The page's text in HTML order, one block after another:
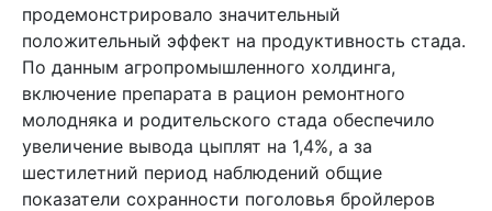
продемонстрировало значительный
положительный эффект на продуктивность стада.
По данным агропромышленного холдинга,
включение препарата в рацион ремонтного
молодняка и родительского стада обеспечило
увеличение вывода цыплят на 1,4%, а за
шестилетний период наблюдений общие
показатели сохранности поголовья бройлеров